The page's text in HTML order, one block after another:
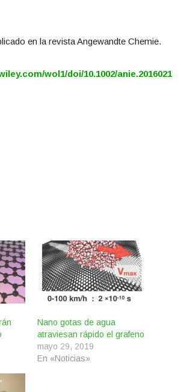
en la revista Angewandte Chemie.
wol1/doi/10.1002/anie.2016021
Nano gotas de agua
atraviesan rápido el grafeno
mayo 29, 2019
En «Noticias»